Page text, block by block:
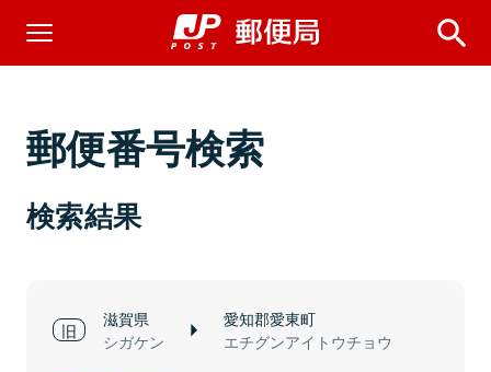
郵便番号検索
検索結果
滋賀県
シガケン
愛知郡愛東町
エチグンアイトウチョウ